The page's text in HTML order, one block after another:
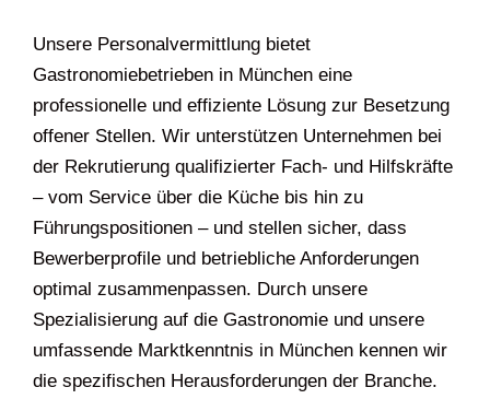
Unsere Personalvermittlung bietet
Gastronomiebetrieben in München eine
professionelle und effiziente Lösung zur Besetzung
offener Stellen. Wir unterstützen Unternehmen bei
der Rekrutierung qualifizierter Fach- und Hilfskräfte
– vom Service über die Küche bis hin zu
Führungspositionen – und stellen sicher, dass
Bewerberprofile und betriebliche Anforderungen
optimal zusammenpassen. Durch unsere
Spezialisierung auf die Gastronomie und unsere
umfassende Marktkenntnis in München kennen wir
die spezifischen Herausforderungen der Branche.